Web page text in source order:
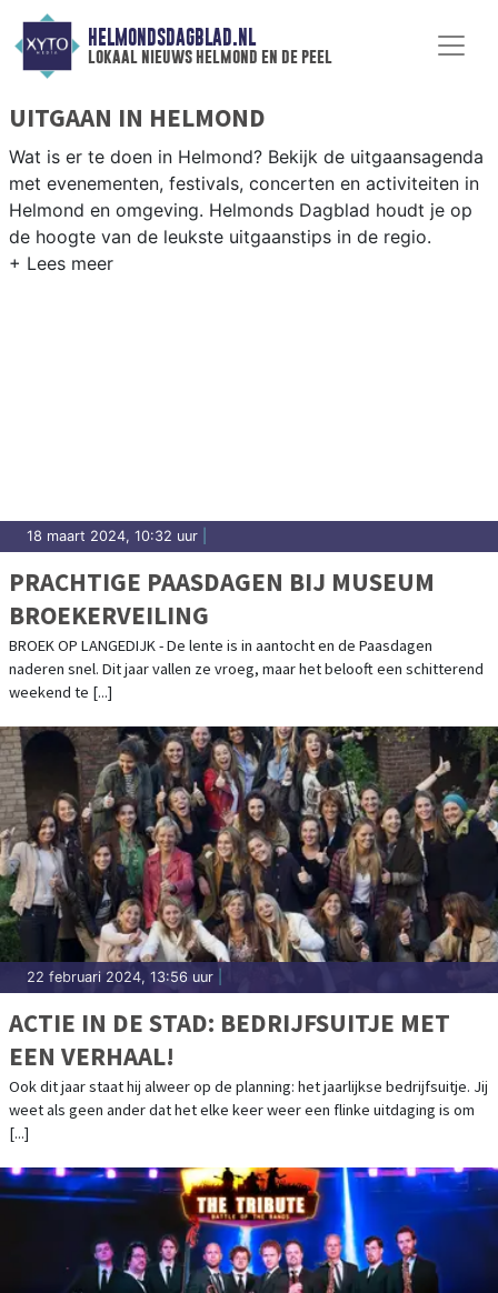
HELMONDSDAGBLAD.NL
lokaal nieuws helmond en de peel
UITGAAN IN HELMOND
Wat is er te doen in Helmond? Bekijk de uitgaansagenda
met evenementen, festivals, concerten en activiteiten in
Helmond en omgeving. Helmonds Dagblad houdt je op
de hoogte van de leukste uitgaanstips in de regio.
18 maart 2024, 10:32 uur
PRACHTIGE PAASDAGEN BIJ MUSEUM
BROEKERVEILING
BROEK OP LANGEDIJK - De lente is in aantocht en de Paasdagen
naderen snel. Dit jaar vallen ze vroeg, maar het belooft een schitterend
weekend te [...]
22 februari 2024, 13:56 uur
ACTIE IN DE STAD: BEDRIJFSUITJE MET
EEN VERHAAL!
Ook dit jaar staat hij alweer op de planning: het jaarlijkse bedrijfsuitje. Jij
weet als geen ander dat het elke keer weer een flinke uitdaging is om
[...]